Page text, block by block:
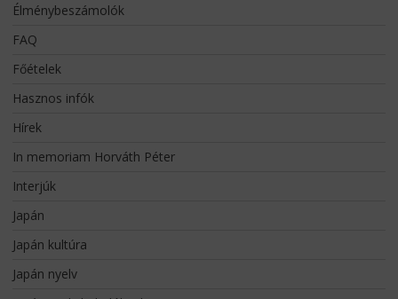
Élménybeszámolók
FAQ
Főételek
Hasznos infók
Hírek
In memoriam Horváth Péter
Interjúk
Japán
Japán kultúra
Japán nyelv